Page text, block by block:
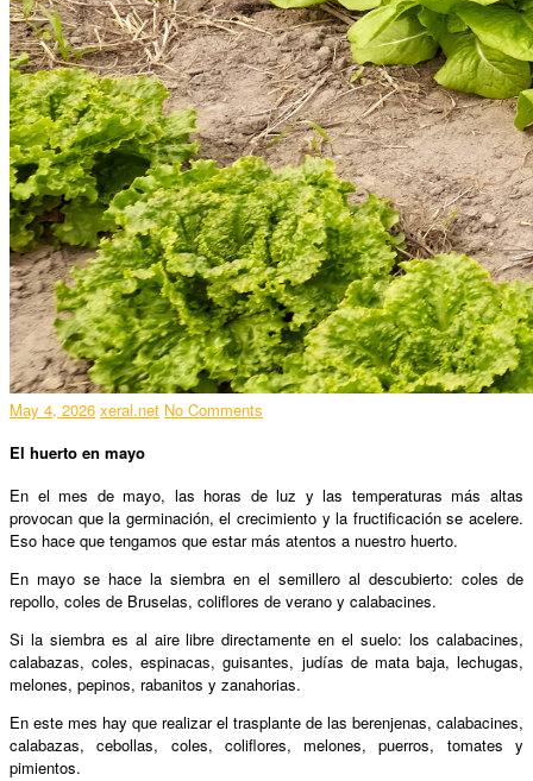
May 4, 2026 xeral.net No Comments
El huerto en mayo
En el mes de mayo, las horas de luz y las temperaturas más altas
provocan que la germinación, el crecimiento y la fructificación se acelere.
Eso hace que tengamos que estar más atentos a nuestro huerto.
En mayo se hace la siembra en el semillero al descubierto: coles de
repollo, coles de Bruselas, coliflores de verano y calabacines.
Si la siembra es al aire libre directamente en el suelo: los calabacines,
calabazas, coles, espinacas, guisantes, judías de mata baja, lechugas,
melones, pepinos, rabanitos y zanahorias.
En este mes hay que realizar el trasplante de las berenjenas, calabacines,
calabazas, cebollas, coles, coliflores, melones, puerros, tomates y
pimientos.